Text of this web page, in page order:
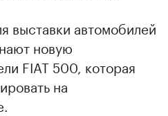
выставки автомобилей
новую
FIAT 500, которая
на